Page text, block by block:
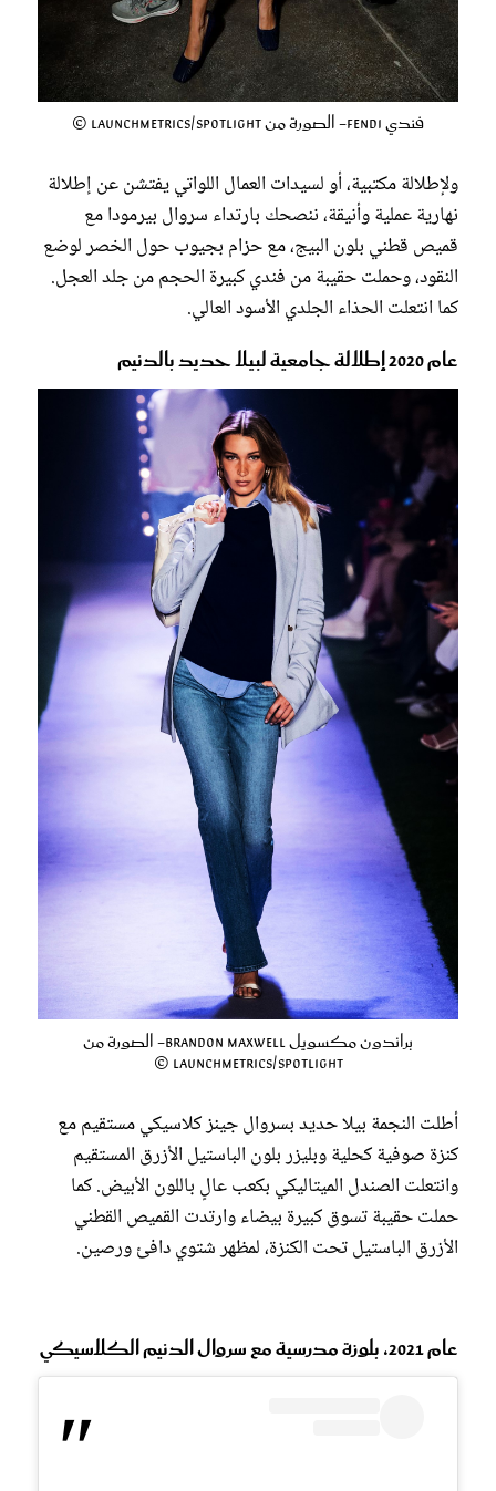
فندي Fendi- الصورة من Launchmetrics/Spotlight ©
ولإطلالة مكتبية، أو لسيدات العمال اللواتي يفتشن عن إطلالة
نهارية عملية وأنيقة، ننصحك بارتداء سروال بيرمودا مع
قميص قطني بلون البيج، مع حزام بجيوب حول الخصر لوضع
النقود، وحملت حقيبة من فندي كبيرة الحجم من جلد العجل.
كما انتعلت الحذاء الجلدي الأسود العالي.
عام 2020 إطلالة جامعية لبيلا حديد بالدنيم
براندون مكسويل Brandon Maxwell- الصورة من
Launchmetrics/Spotlight ©
أطلت النجمة بيلا حديد بسروال جينز كلاسيكي مستقيم مع
كنزة صوفية كحلية وبليزر بلون الباستيل الأزرق المستقيم
وانتعلت الصندل الميتاليكي بكعب عالٍ باللون الأبيض. كما
حملت حقيبة تسوق كبيرة بيضاء وارتدت القميص القطني
الأزرق الباستيل تحت الكنزة، لمظهر شتوي دافئ ورصين.
عام 2021، بلوزة مدرسية مع سروال الدنيم الكلاسيكي